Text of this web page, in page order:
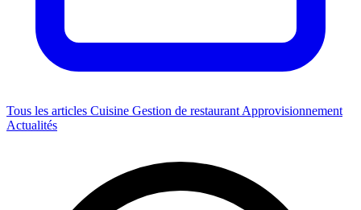
Tous les articles Cuisine Gestion de restaurant Approvisionnement
Actualités